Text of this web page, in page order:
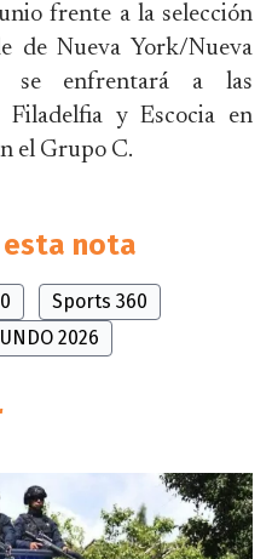
frente a la selección
de Nueva York/Nueva
se enfrentará a las
y Escocia en
el Grupo C.
esta nota
Sports 360
2026